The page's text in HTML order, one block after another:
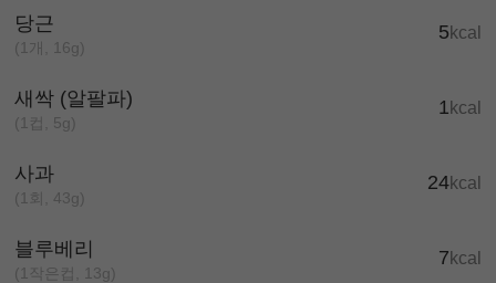
당근
(1개, 16g)
5 kcal
새싹 (알팔파)
(1컵, 5g)
1 kcal
사과
(1회, 43g)
24kcal
블루베리
(1작은컵, 13g)
7 kcal